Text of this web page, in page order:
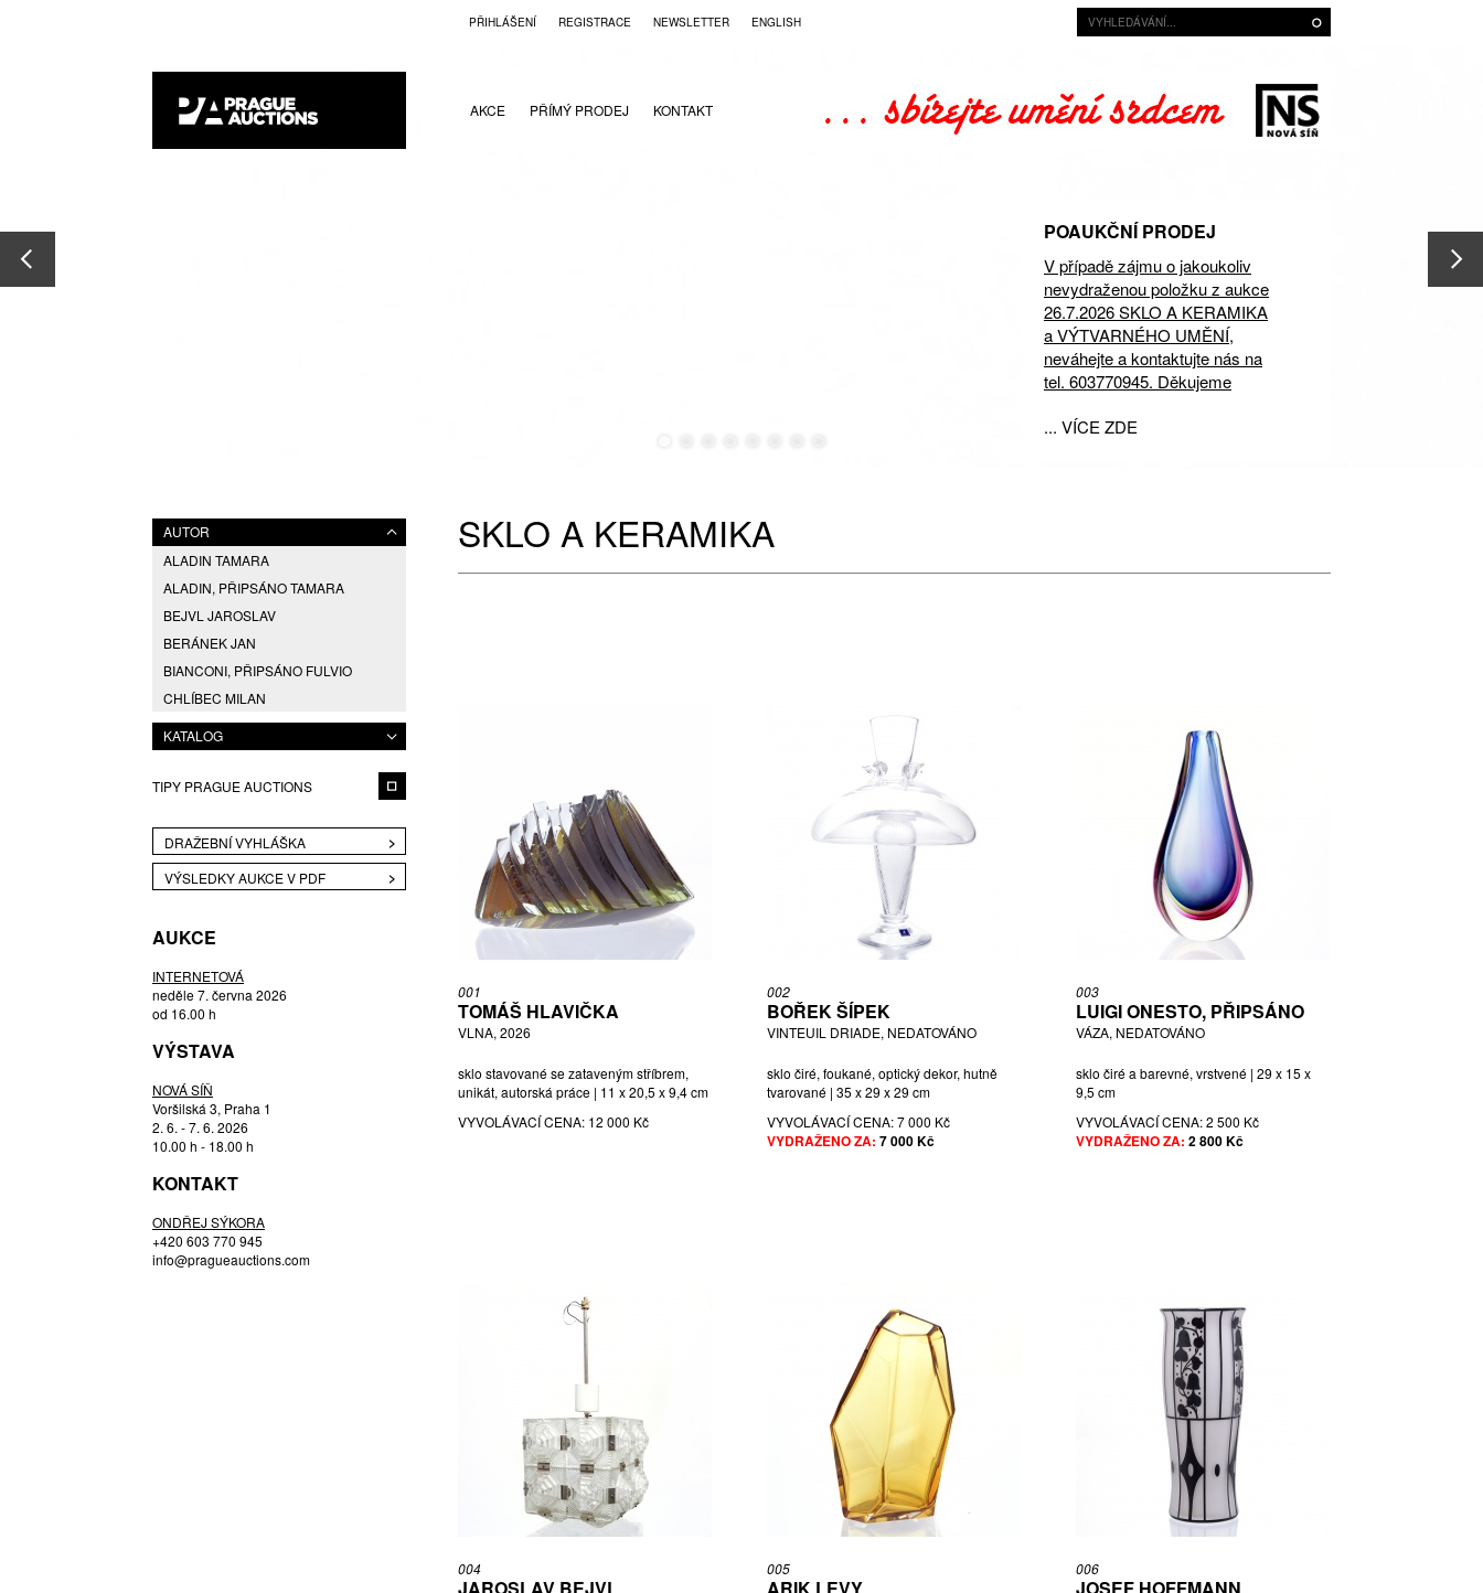
PŘIHLÁŠENÍ REGISTRACE NEWSLETTER ENGLISH
AKCE PŘÍMÝ PRODEJ KONTAKT
POAUKČNÍ PRODEJ
V případě zájmu o jakoukoliv
nevydraženou položku z aukce
26.7.2026 SKLO A KERAMIKA
a VÝTVARNÉHO UMĚNÍ,
neváhejte a kontaktujte nás na
tel. 603770945. Děkujeme
... VÍCE ZDE
AUTOR
ALADIN TAMARA
ALADIN, PŘIPSÁNO TAMARA
BEJVL JAROSLAV
BERÁNEK JAN
BIANCONI, PŘIPSÁNO FULVIO
CHLÍBEC MILAN
EDENFALK BENGT
ESCHLER RUDOLF
ESCHLER, PŘIPSÁNO RUDOLF
1973), PŘIPSÁNO RUDOLF
SCHWEDLER (1896 - 1981),
GABRHEL JAN
HANUŠ VÁCLAV
HLAVIČKA TOMÁŠ
HLOUŠEK RUDOLF
HOSPODKA JOSEF
HOSPODKA, PŘIPSÁNO JOSEF
JANDEJSKOVÁ KORTEOVÁ EVA
JEŽEK PAVEL
KLINGER (1922 - 1999),
JOSEF ROZÍNEK (1911 - 1992)
STANISLAV HONZÍK ST. (1926 -
1998),
KATALOG
TIPY PRAGUE AUCTIONS
DRAŽEBNÍ VYHLÁŠKA
VÝSLEDKY AUKCE V PDF
AUKCE
INTERNETOVÁ
neděle 7. června 2026
od 16.00 h
VÝSTAVA
NOVÁ SÍŇ
Voršilská 3, Praha 1
2. 6. - 7. 6. 2026
10.00 h - 18.00 h
KONTAKT
ONDŘEJ SÝKORA
+420 603 770 945
info@pragueauctions.com
SKLO A KERAMIKA
001
TOMÁŠ HLAVIČKA
VLNA, 2026
sklo stavované se zataveným stříbrem,
unikát, autorská práce | 11 x 20,5 x 9,4 cm
VYVOLÁVACÍ CENA: 12 000 Kč
002
BOŘEK ŠÍPEK
VINTEUIL DRIADE, NEDATOVÁNO
sklo čiré, foukané, optický dekor, hutně
tvarované | 35 x 29 x 29 cm
VYVOLÁVACÍ CENA:7 000 Kč
VYDRAŽENO ZA: 7 000 Kč
003
LUIGI ONESTO, PŘIPSÁNO
VÁZA, NEDATOVÁNO
sklo čiré a barevné, vrstvené | 29 x 15 x
9,5 cm
VYVOLÁVACÍ CENA:2 500 Kč
VYDRAŽENO ZA: 2 800 Kč
004 005 006